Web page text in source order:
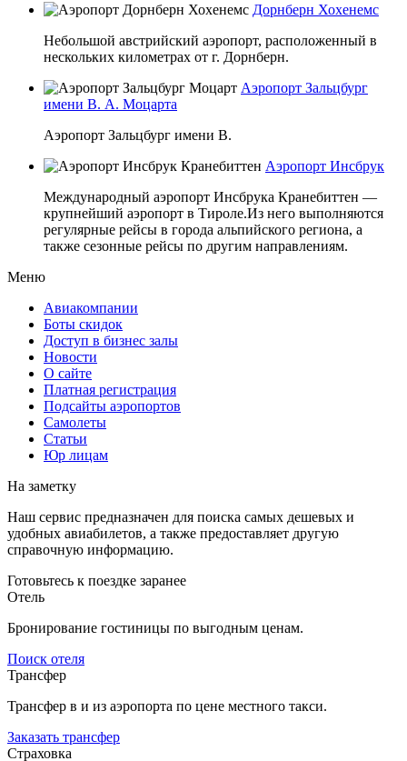
Дорнберн Хохенемс
Небольшой австрийский аэропорт, расположенный в
нескольких километрах от г. Дорнберн.
Аэропорт Зальцбург
имени В. А. Моцарта
Аэропорт Зальцбург имени В.
Аэропорт Инсбрук
Международный аэропорт Инсбрука Кранебиттен —
крупнейший аэропорт в Тироле.Из него выполняются
регулярные рейсы в города альпийского региона, а
также сезонные рейсы по другим направлениям.
Меню
Авиакомпании
Боты скидок
Доступ в бизнес залы
Новости
О сайте
Платная регистрация
Подсайты аэропортов
Самолеты
Статьи
Юр лицам
На заметку
Наш сервис предназначен для поиска самых дешевых и
удобных авиабилетов, а также предоставляет другую
справочную информацию.
Готовьтесь к поездке заранее
Отель
Бронирование гостиницы по выгодным ценам.
Поиск отеля
Трансфер
Трансфер в и из аэропорта по цене местного такси.
Заказать трансфер
Страховка